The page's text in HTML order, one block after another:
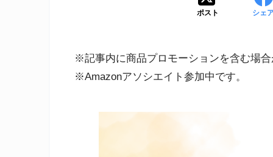
ポスト シェ
※記事内に商品プロモーションを含む場
※Amazonアソシエイト参加中です。